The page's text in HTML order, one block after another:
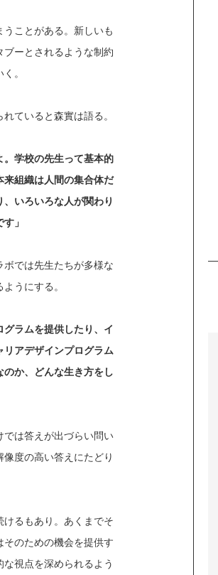
ことがある。新しいも
ーとされるような制約
。
ていると森實は語る。
。学校の先生って基本的
来組織は人間の集合体だ
いろいろな人が関わり
」
では先生たちが多様な
うにする。
グラムを提供したり、イ
アデザインプログラム
か、どんな生き方をし
では答えが出づらい問い
度の高い答えにたどり
るもあり。あくまでそ
のための機会を提供す
視点を深められるよう